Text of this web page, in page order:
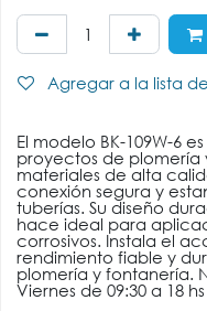
Agregar a la lista
El modelo BK-109W-6
proyectos de
materiales de alta
conexión segura y
tuberías. Su diseño
hace ideal para
corrosivos. Instala el
rendimiento fiable y
plomería y fontanería.
Viernes de 09:30 a 18 hs